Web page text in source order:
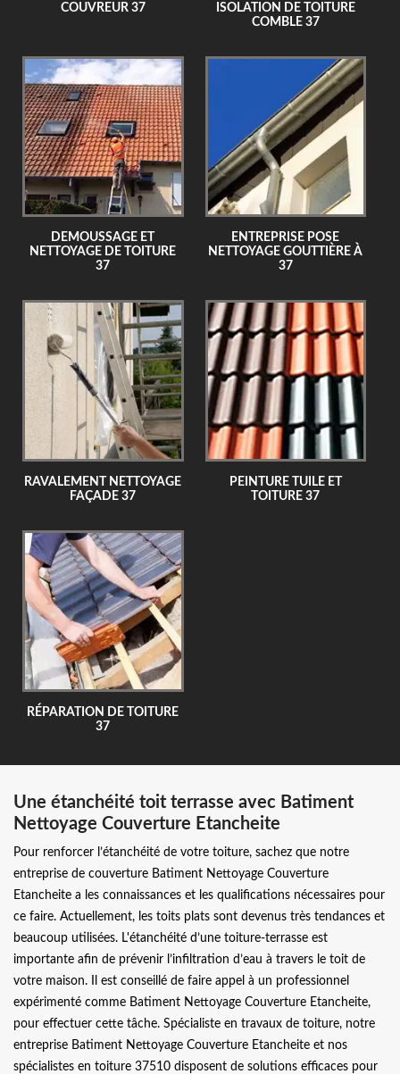
COUVREUR 37
ISOLATION DE TOITURE
COMBLE 37
DEMOUSSAGE ET
NETTOYAGE DE TOITURE
37
ENTREPRISE POSE
NETTOYAGE GOUTTIÈRE À
37
RAVALEMENT NETTOYAGE
FAÇADE 37
PEINTURE TUILE ET
TOITURE 37
RÉPARATION DE TOITURE
37
Une étanchéité toit terrasse avec Batiment
Nettoyage Couverture Etancheite
Pour renforcer l’étanchéité de votre toiture, sachez que notre
entreprise de couverture Batiment Nettoyage Couverture
Etancheite a les connaissances et les qualifications nécessaires pour
ce faire. Actuellement, les toits plats sont devenus très tendances et
beaucoup utilisées. L'étanchéité d’une toiture-terrasse est
importante afin de prévenir l’infiltration d’eau à travers le toit de
votre maison. Il est conseillé de faire appel à un professionnel
expérimenté comme Batiment Nettoyage Couverture Etancheite,
pour effectuer cette tâche. Spécialiste en travaux de toiture, notre
entreprise Batiment Nettoyage Couverture Etancheite et nos
spécialistes en toiture 37510 disposent de solutions efficaces pour